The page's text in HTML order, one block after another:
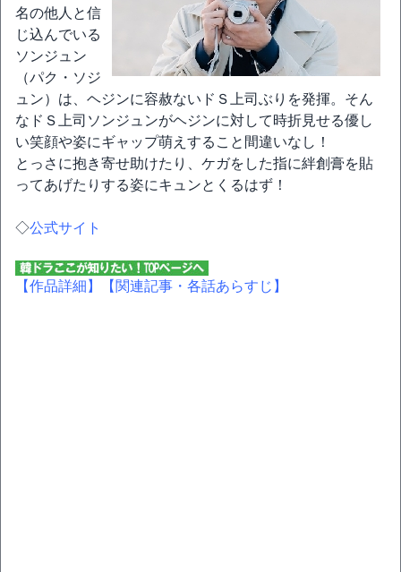
名の他人と信
じ込んでいる
ソンジュン
（パク・ソジ
ュン）は、ヘジンに容赦ないドＳ上司ぶりを発揮。そん
なドＳ上司ソンジュンがヘジンに対して時折見せる優し
い笑顔や姿にギャップ萌えすること間違いなし！
とっさに抱き寄せ助けたり、ケガをした指に絆創膏を貼
ってあげたりする姿にキュンとくるはず！
◇公式サイト
【作品詳細】 【関連記事・各話あらすじ】